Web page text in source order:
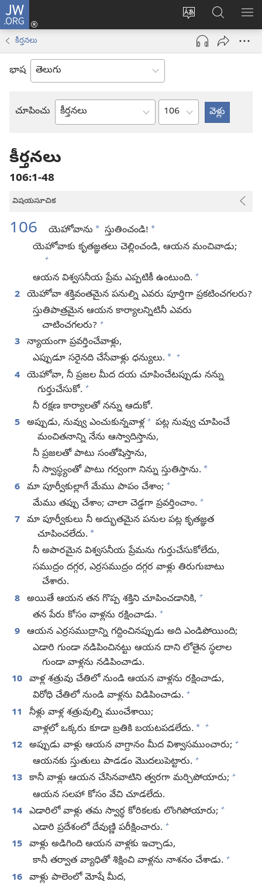
JW.ORG
సైట్
భాష
మార్చండి
లాగిన్
(కొత్త
ఓపెన్‌
JW.ORGలో
వెదకండి
కీర్తనలు
భాష
చూపించు
బైబిలు
అధ్యాయం
కీర్తనలు
106:1-48
విషయసూచిక
106 యెహోవాను * స్తుతించండి! *
యెహోవాకు కృతజ్ఞతలు చెల్లించండి, ఆయన మంచివాడు;
+
ఆయన విశ్వసనీయ ప్రేమ ఎప్పటికీ ఉంటుంది. +
2 యెహోవా శక్తివంతమైన పనుల్ని ఎవరు పూర్తిగా ప్రకటించగలరు?
స్తుతిపాత్రమైన ఆయన కార్యాలన్నిటినీ ఎవరు
చాటించగలరు? +
3 న్యాయంగా ప్రవర్తించేవాళ్లు,
ఎప్పుడూ సరైనది చేసేవాళ్లు ధన్యులు. * +
4 యెహోవా, నీ ప్రజల మీద దయ చూపించేటప్పుడు నన్ను
గుర్తుచేసుకో. +
నీ రక్షణ కార్యాలతో నన్ను ఆదుకో.
5 అప్పుడు, నువ్వు ఎంచుకున్నవాళ్ల + పట్ల నువ్వు చూపించే
మంచితనాన్ని నేను ఆస్వాదిస్తాను,
నీ ప్రజలతో పాటు సంతోషిస్తాను,
నీ స్వాస్థ్యంతో పాటు గర్వంగా నిన్ను స్తుతిస్తాను. *
6 మా పూర్వీకుల్లాగే మేము పాపం చేశాం; +
మేము తప్పు చేశాం; చాలా చెడ్డగా ప్రవర్తించాం. +
7 మా పూర్వీకులు నీ అద్భుతమైన పనుల పట్ల కృతజ్ఞత
చూపించలేదు. *
నీ అపారమైన విశ్వసనీయ ప్రేమను గుర్తుచేసుకోలేదు,
సముద్రం దగ్గర, ఎర్రసముద్రం దగ్గర వాళ్లు తిరుగుబాటు
చేశారు.
8 అయితే ఆయన తన గొప్ప శక్తిని చూపించడానికి, +
తన పేరు కోసం వాళ్లను రక్షించాడు. +
9 ఆయన ఎర్రసముద్రాన్ని గద్దించినప్పుడు అది ఎండిపోయింది;
ఎడారి గుండా నడిపించినట్టు ఆయన దాని లోతైన స్థలాల
గుండా వాళ్లను నడిపించాడు.
10 వాళ్ల శత్రువు చేతిలో నుండి ఆయన వాళ్లను రక్షించాడు,
విరోధి చేతిలో నుండి వాళ్లను విడిపించాడు. +
11
నీళ్లు వాళ్ల శత్రువుల్ని ముంచేశాయి;
వాళ్లలో ఒక్కరు కూడా బ్రతికి బయటపడలేదు. * +
12 అప్పుడు వాళ్లు ఆయన వాగ్దానం మీద విశ్వాసముంచారు; +
ఆయనకు స్తుతులు పాడడం మొదలుపెట్టారు. +
13 కానీ వాళ్లు ఆయన చేసినవాటిని త్వరగా మర్చిపోయారు; +
ఆయన సలహా కోసం వేచి చూడలేదు.
14 ఎడారిలో వాళ్లు తమ స్వార్థ కోరికలకు లొంగిపోయారు; +
ఎడారి ప్రదేశంలో దేవుణ్ణి పరీక్షించారు. +
15 వాళ్లు అడిగింది ఆయన వాళ్లకు ఇచ్చాడు,
కానీ తర్వాత వ్యాధితో శిక్షించి వాళ్లను నాశనం చేశాడు. +
16 వాళ్లు పాలెంలో మోషే మీద,